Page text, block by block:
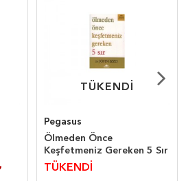
TÜKENDİ
TÜKENDİ
Pegasus
Ölmeden Önce
Keşfetmeniz Gereken 5 Sır
TÜKENDİ